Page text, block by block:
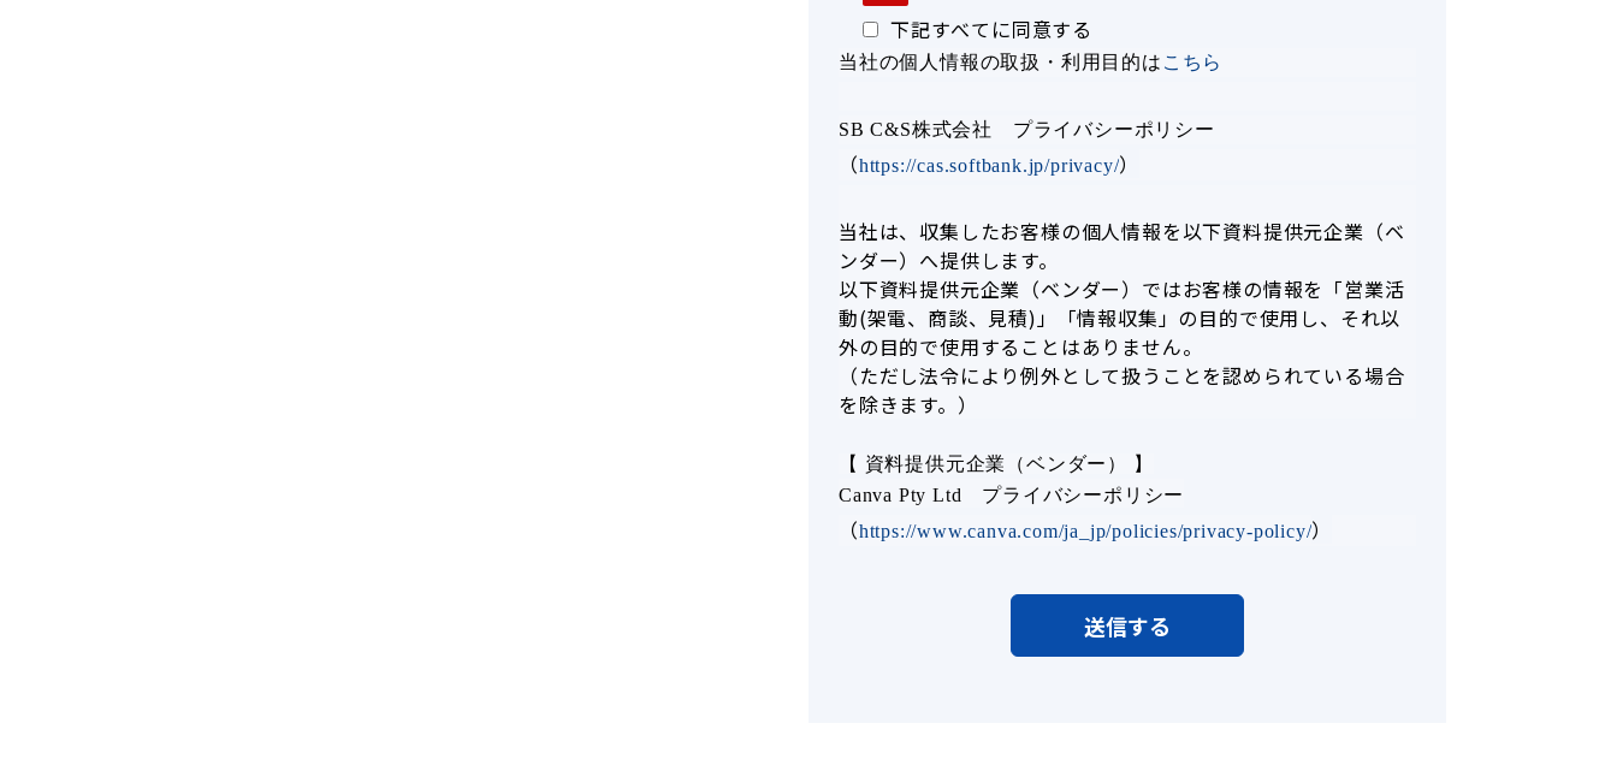
下記すべてに同意する
当社の個人情報の取扱・利用目的は こちら
SB C&S株式会社 プライバシーポリシー
（https://cas.softbank.jp/privacy/）
当社は、収集したお客様の個人情報を以下資料提供元企業（ベ
ンダー）へ提供します。
以下資料提供元企業（ベンダー）ではお客様の情報を「営業活
動(架電、商談、見積)」「情報収集」の目的で使用し、それ以
外の目的で使用することはありません。
（ただし法令により例外として扱うことを認められている場合
を除きます。）
【 資料提供元企業（ベンダー） 】
Canva Pty Ltd プライバシーポリシー
（https://www.canva.com/ja_jp/policies/privacy-policy/）